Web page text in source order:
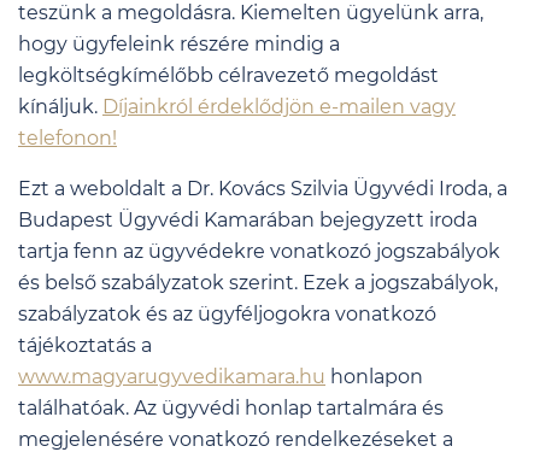
teszünk a megoldásra. Kiemelten ügyelünk arra,
hogy ügyfeleink részére mindig a
legköltségkímélőbb célravezető megoldást
kínáljuk. Díjainkról érdeklődjön e-mailen vagy
telefonon!
Ezt a weboldalt a Dr. Kovács Szilvia Ügyvédi Iroda, a
Budapest Ügyvédi Kamarában bejegyzett iroda
tartja fenn az ügyvédekre vonatkozó jogszabályok
és belső szabályzatok szerint. Ezek a jogszabályok,
szabályzatok és az ügyféljogokra vonatkozó
tájékoztatás a
www.magyarugyvedikamara.hu honlapon
találhatóak. Az ügyvédi honlap tartalmára és
megjelenésére vonatkozó rendelkezéseket a